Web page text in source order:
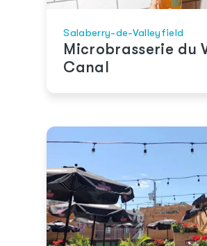
Salaberry-de-Valleyfield
Microbrasserie du
Canal